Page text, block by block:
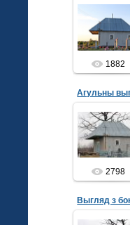
19.06.2019
vitalis
1882
14.02.2016
admin
2798